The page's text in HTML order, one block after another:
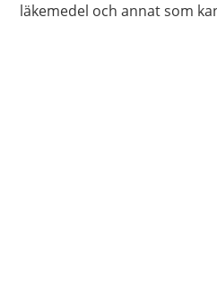
läkemedel och annat som